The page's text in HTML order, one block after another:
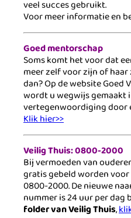
veel succes gebruikt.
Voor meer informatie en
Goed mentorschap
Soms komt het voor dat
meer zelf voor zijn of haar
dan? Op de website
wordt u wegwijs gemaakt
vertegenwoordiging door
Klik hier>>
Veilig Thuis: 0800-2000
Bij vermoeden van
gratis gebeld worden
0800-2000. De nieuwe
nummer is 24 uur per dag
folder van Veilig Thuis,